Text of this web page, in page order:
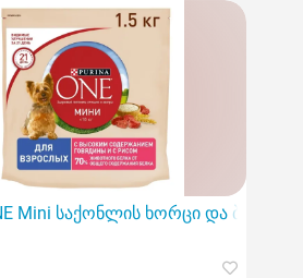
Mini საქონლის ხორცი და ბრინჯი